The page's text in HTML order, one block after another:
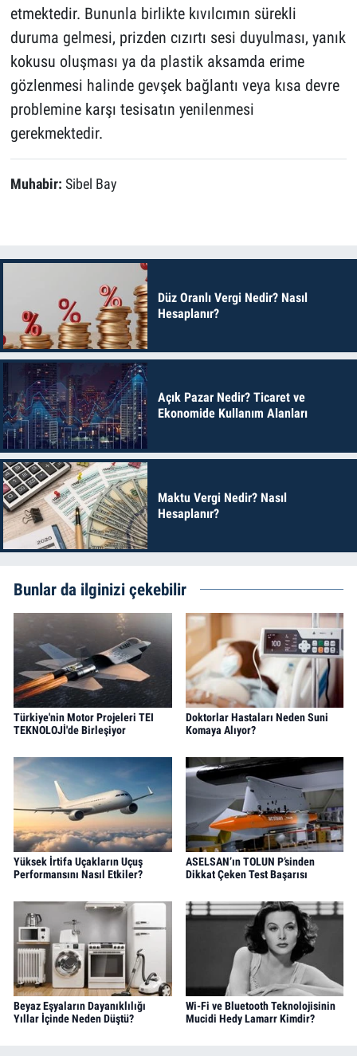
etmektedir. Bununla birlikte kıvılcımın sürekli
duruma gelmesi, prizden cızırtı sesi duyulması, yanık
kokusu oluşması ya da plastik aksamda erime
gözlenmesi halinde gevşek bağlantı veya kısa devre
problemine karşı tesisatın yenilenmesi
gerekmektedir.
Muhabir: Sibel Bay
Düz Oranlı Vergi Nedir? Nasıl
Hesaplanır?
Açık Pazar Nedir? Ticaret ve
Ekonomide Kullanım Alanları
Maktu Vergi Nedir? Nasıl
Hesaplanır?
Bunlar da ilginizi çekebilir
Türkiye'nin Motor Projeleri TEI
TEKNOLOJİ'de Birleşiyor
Doktorlar Hastaları Neden Suni
Komaya Alıyor?
Yüksek İrtifa Uçakların Uçuş
Performansını Nasıl Etkiler?
ASELSAN’ın TOLUN P’sinden
Dikkat Çeken Test Başarısı
Beyaz Eşyaların Dayanıklılığı
Yıllar İçinde Neden Düştü?
Wi-Fi ve Bluetooth Teknolojisinin
Mucidi Hedy Lamarr Kimdir?